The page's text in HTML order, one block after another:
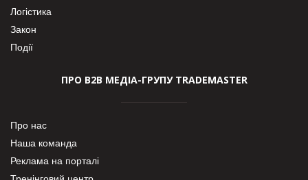
Логістика
Закон
Події
ПРО В2В МЕДІА-ГРУПУ TRADEMASTER
Про нас
Наша команда
Реклама на порталі